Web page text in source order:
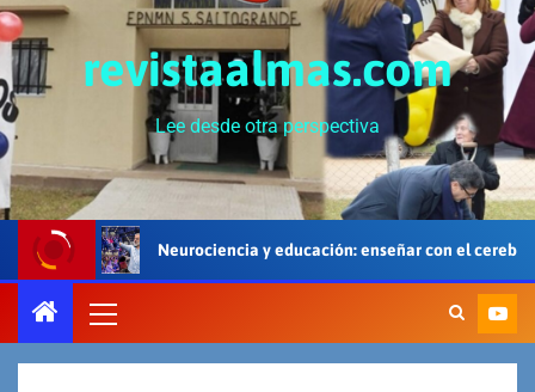
revistaalmas.com
Lee desde otra perspectiva
y educación: enseñar con el cerebro, el cuerpo y el